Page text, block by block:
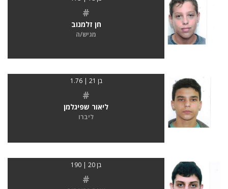
#
חן זלמנוב
מגיש/ה
בן 21 | 1.76
#
ליאור שפיגלמן
ליברו
בן 20 | 190
#